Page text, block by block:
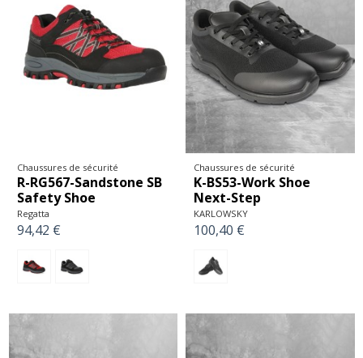
Chaussures de sécurité
R-RG567-Sandstone SB
Safety Shoe
Regatta
94,42 €
Chaussures de sécurité
K-BS53-Work Shoe
Next-Step
KARLOWSKY
100,40 €